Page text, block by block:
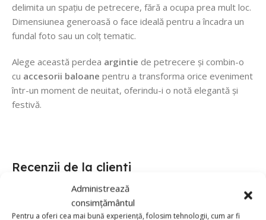
Administrează
consimțământul
Pentru a oferi cea mai bună experiență, folosim tehnologii, cum ar fi
delimita un spațiu de petrecere, fără a ocupa prea mult loc.
Dimensiunea generoasă o face ideală pentru a încadra un
fundal foto sau un colț tematic.
Alege această perdea argintie de petrecere și combin-o
cu accesorii baloane pentru a transforma orice eveniment
într-un moment de neuitat, oferindu-i o notă elegantă și
festivă.
Recenzii de la clienti